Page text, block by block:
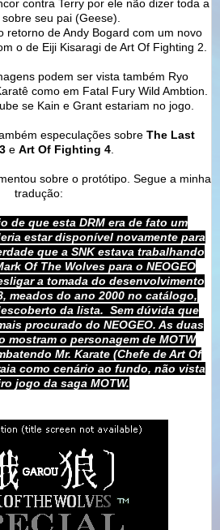
contra Terry por ele não dizer toda a
seu pai (Geese).
retorno de Andy Bogard com um novo
o de Eiji Kisaragi de Art Of Fighting 2.
podem ser vista também Ryo
como em Fatal Fury Wild Ambtion.
se Kain e Grant estariam no jogo.
especulações sobre The Last
e Art Of Fighting 4.
sobre o protótipo. Segue a minha
tradução:
de que esta DRM era de fato um
estar disponível novamente para
que a SNK estava trabalhando
Of The Wolves para o NEOGEO
a tomada do desenvolvimento
meados do ano 2000 no catálogo,
da lista. Sem dúvida que
procurado do NEOGEO. As duas
mostram o personagem de MOTW
Mr. Karate (Chefe de Art Of
como cenário ao fundo, não vista
jogo da saga MOTW.